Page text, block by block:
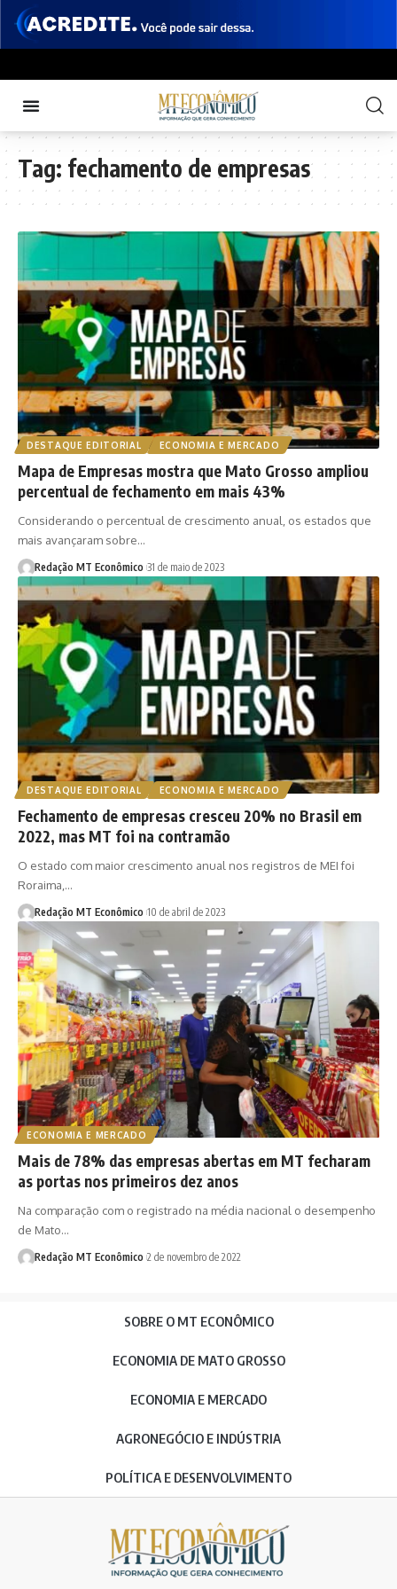
Tag: fechamento de empresas
DESTAQUE EDITORIAL ECONOMIA E MERCADO
Mapa de Empresas mostra que Mato Grosso ampliou
percentual de fechamento em mais 43%
Considerando o percentual de crescimento anual, os estados que
mais avançaram sobre…
Redação MT Econômico 31 de maio de 2023
DESTAQUE EDITORIAL ECONOMIA E MERCADO
Fechamento de empresas cresceu 20% no Brasil em
2022, mas MT foi na contramão
O estado com maior crescimento anual nos registros de MEI foi
Roraima,…
Redação MT Econômico 10 de abril de 2023
ECONOMIA E MERCADO
Mais de 78% das empresas abertas em MT fecharam
as portas nos primeiros dez anos
Na comparação com o registrado na média nacional o desempenho
de Mato…
Redação MT Econômico 2 de novembro de 2022
SOBRE O MT ECONÔMICO
ECONOMIA DE MATO GROSSO
ECONOMIA E MERCADO
AGRONEGÓCIO E INDÚSTRIA
POLÍTICA E DESENVOLVIMENTO